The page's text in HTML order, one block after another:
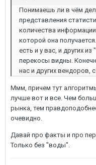
Понимаешь ли в чём
представления
количества
которой она
есть и у вас, и других
перекосы видны.
нас и других вендоров,
Ммм, причем тут
лучше вот и все. Чем
рынка, тем
очевидно.
Давай про факты и про
Только без "воды".